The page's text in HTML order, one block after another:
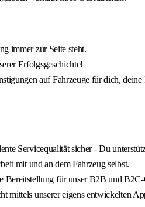
immer zur Seite steht.
Erfolgsgeschichte!
auf Fahrzeuge für dich, deine
Servicequalität sicher - Du
mit und an dem Fahrzeug selbst.
für unser B2B und
mittels unserer eigens entwickelten